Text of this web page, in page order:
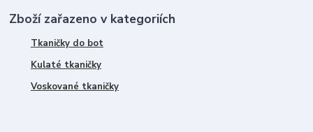
Zboží zařazeno v kategoriích
Tkaničky do bot
Kulaté tkaničky
Voskované tkaničky